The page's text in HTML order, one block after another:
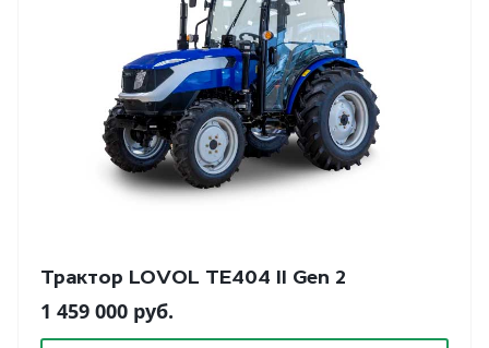
Трактор LOVOL TE404 II Gen 2
1 459 000 руб.